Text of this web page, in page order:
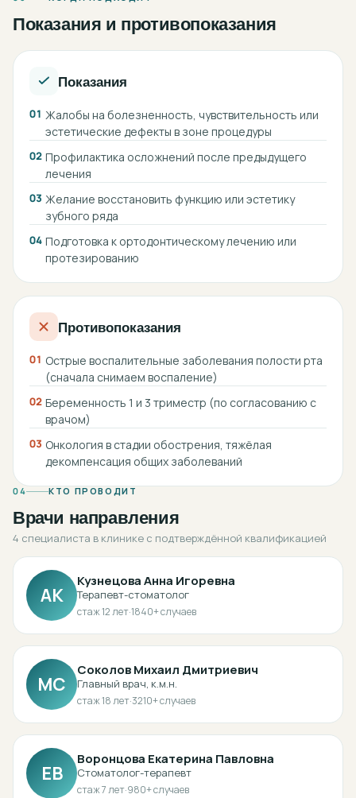
Показания и противопоказания
Показания
01 Жалобы на болезненность, чувствительность или
эстетические дефекты в зоне процедуры
02 Профилактика осложнений после предыдущего
лечения
03 Желание восстановить функцию или эстетику
зубного ряда
04 Подготовка к ортодонтическому лечению или
протезированию
Противопоказания
01 Острые воспалительные заболевания полости рта
(сначала снимаем воспаление)
02 Беременность 1 и 3 триместр (по согласованию с
врачом)
03 Онкология в стадии обострения, тяжёлая
декомпенсация общих заболеваний
04 КТО ПРОВОДИТ
Врачи направления
4 специалиста в клинике с подтверждённой квалификацией
АК
Кузнецова Анна Игоревна
Терапевт-стоматолог
стаж12лет·1840+ случаев
МС
Соколов Михаил Дмитриевич
Главный врач, к.м.н.
стаж18лет·3210+ случаев
ЕВ
Воронцова Екатерина Павловна
Стоматолог-терапевт
стаж7лет·980+ случаев